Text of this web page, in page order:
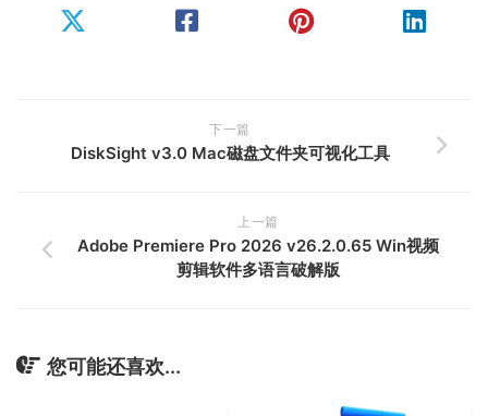
下一篇
DiskSight v3.0 Mac磁盘文件夹可视化工具
上一篇
Adobe Premiere Pro 2026 v26.2.0.65 Win视频
剪辑软件多语言破解版
您可能还喜欢...